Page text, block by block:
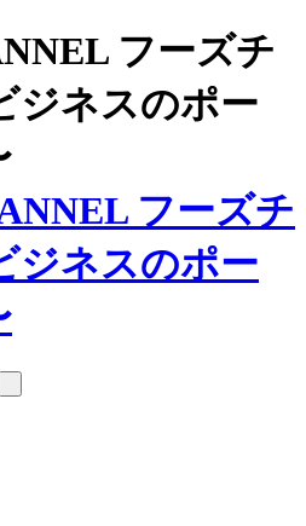
フーズチ
ジネスのポー